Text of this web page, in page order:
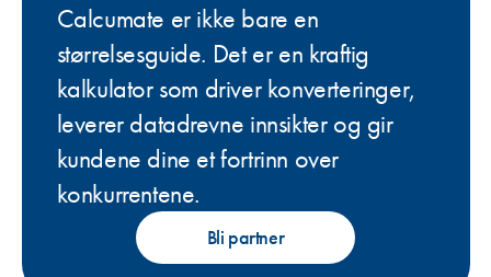
Calcumate er ikke bare en
størrelsesguide. Det er en kraftig
kalkulator som driver konverteringer,
leverer datadrevne innsikter og gir
kundene dine et fortrinn over
konkurrentene.
Bli partner